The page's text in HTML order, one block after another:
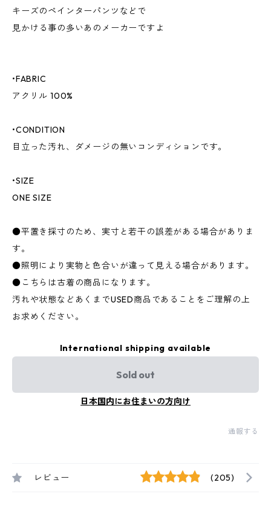
キーズのペインターパンツなどで
見かける事の多いあのメーカーですよ
•FABRIC
アクリル 100%
•CONDITION
目立った汚れ、ダメージの無いコンディションです。
•SIZE
ONE SIZE
●平置き採寸のため、実寸と若干の誤差がある場合がありま
す。
●照明により実物と色合いが違って見える場合があります。
●こちらは古着の商品になります。
汚れや状態などあくまでUSED商品であることをご理解の上
お求めください。
International shipping available
Sold out
日本国内にお住まいの方向け
通報する
レビュー (205)